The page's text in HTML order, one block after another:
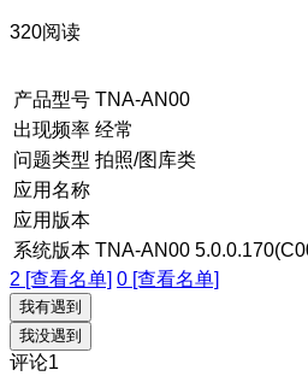
320阅读
产品型号 TNA-AN00
出现频率 经常
问题类型 拍照/图库类
应用名称
应用版本
系统版本 TNA-AN00
2 [查看名单] 0 [查看名单]
我有遇到
我没遇到
评论1